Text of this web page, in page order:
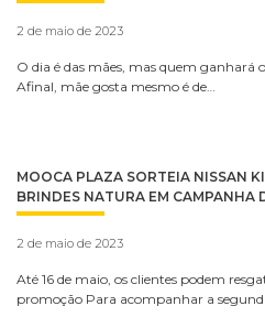
2 de maio de 2023
O dia é das mães, mas quem ganhará
Afinal, mãe gosta mesmo é de…
MOOCA PLAZA SORTEIA NISSAN
BRINDES NATURA EM CAMPANHA
2 de maio de 2023
Até 16 de maio, os clientes podem
promoção Para acompanhar a